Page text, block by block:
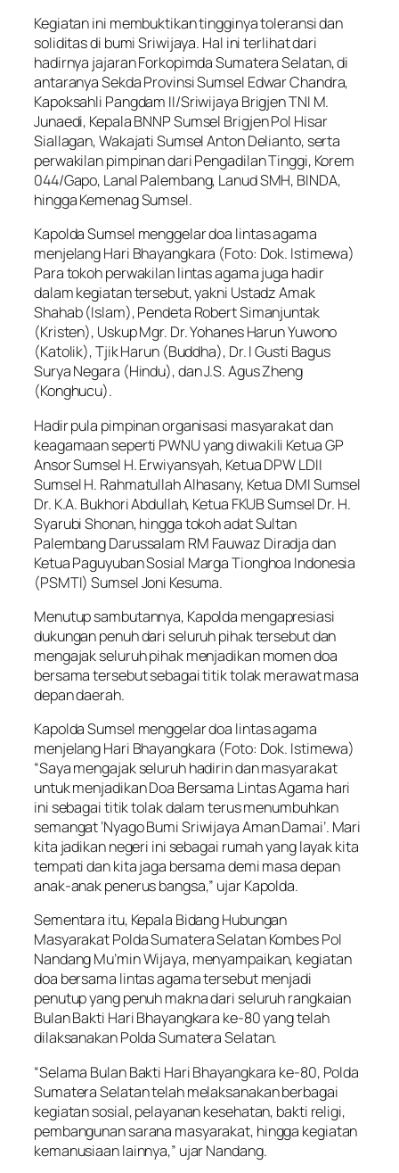
Kegiatan ini membuktikan tingginya toleransi dan
soliditas di bumi Sriwijaya. Hal ini terlihat dari
hadirnya jajaran Forkopimda Sumatera Selatan, di
antaranya Sekda Provinsi Sumsel Edwar Chandra,
Kapoksahli Pangdam II/Sriwijaya Brigjen TNI M.
Junaedi, Kepala BNNP Sumsel Brigjen Pol Hisar
Siallagan, Wakajati Sumsel Anton Delianto, serta
perwakilan pimpinan dari Pengadilan Tinggi, Korem
044/Gapo, Lanal Palembang, Lanud SMH, BINDA,
hingga Kemenag Sumsel.
Kapolda Sumsel menggelar doa lintas agama
menjelang Hari Bhayangkara (Foto: Dok. Istimewa)
Para tokoh perwakilan lintas agama juga hadir
dalam kegiatan tersebut, yakni Ustadz Amak
Shahab (Islam), Pendeta Robert Simanjuntak
(Kristen), Uskup Mgr. Dr. Yohanes Harun Yuwono
(Katolik), Tjik Harun (Buddha), Dr. I Gusti Bagus
Surya Negara (Hindu), dan J.S. Agus Zheng
(Konghucu).
Hadir pula pimpinan organisasi masyarakat dan
keagamaan seperti PWNU yang diwakili Ketua GP
Ansor Sumsel H. Erwiyansyah, Ketua DPW LDII
Sumsel H. Rahmatullah Alhasany, Ketua DMI Sumsel
Dr. K.A. Bukhori Abdullah, Ketua FKUB Sumsel Dr. H.
Syarubi Shonan, hingga tokoh adat Sultan
Palembang Darussalam RM Fauwaz Diradja dan
Ketua Paguyuban Sosial Marga Tionghoa Indonesia
(PSMTI) Sumsel Joni Kesuma.
Menutup sambutannya, Kapolda mengapresiasi
dukungan penuh dari seluruh pihak tersebut dan
mengajak seluruh pihak menjadikan momen doa
bersama tersebut sebagai titik tolak merawat masa
depan daerah.
Kapolda Sumsel menggelar doa lintas agama
menjelang Hari Bhayangkara (Foto: Dok. Istimewa)
“Saya mengajak seluruh hadirin dan masyarakat
untuk menjadikan Doa Bersama Lintas Agama hari
ini sebagai titik tolak dalam terus menumbuhkan
semangat ‘Nyago Bumi Sriwijaya Aman Damai’. Mari
kita jadikan negeri ini sebagai rumah yang layak kita
tempati dan kita jaga bersama demi masa depan
anak-anak penerus bangsa,” ujar Kapolda.
Sementara itu, Kepala Bidang Hubungan
Masyarakat Polda Sumatera Selatan Kombes Pol
Nandang Mu’min Wijaya, menyampaikan, kegiatan
doa bersama lintas agama tersebut menjadi
penutup yang penuh makna dari seluruh rangkaian
Bulan Bakti Hari Bhayangkara ke-80 yang telah
dilaksanakan Polda Sumatera Selatan.
“Selama Bulan Bakti Hari Bhayangkara ke-80, Polda
Sumatera Selatan telah melaksanakan berbagai
kegiatan sosial, pelayanan kesehatan, bakti religi,
pembangunan sarana masyarakat, hingga kegiatan
kemanusiaan lainnya,” ujar Nandang.